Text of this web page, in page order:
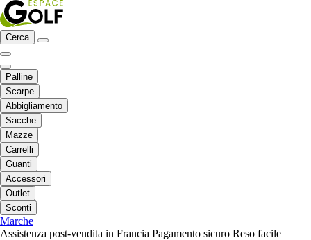
Cerca
Palline
Scarpe
Abbigliamento
Sacche
Mazze
Carrelli
Guanti
Accessori
Outlet
Sconti
Marche
Assistenza post-vendita in Francia Pagamento sicuro Reso facile